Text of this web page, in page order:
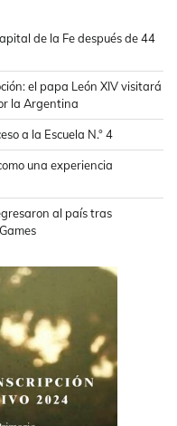
de la Fe después de 44
el papa León XIV visitará
la Argentina
a la Escuela N.° 4
una experiencia
al país tras